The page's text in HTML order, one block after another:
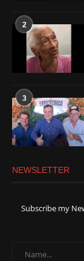
2
3
NEWSLETTER
Subscribe my